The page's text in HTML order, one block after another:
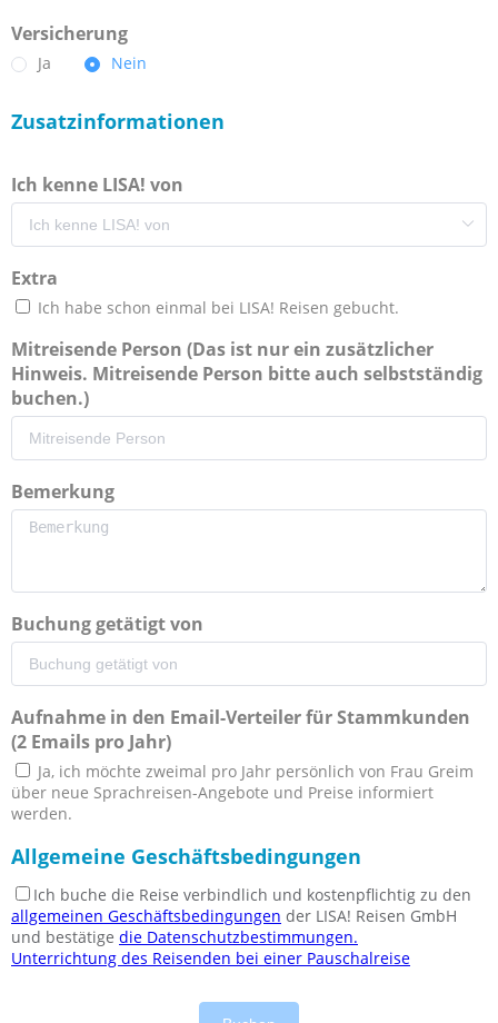
Versicherung
Ja Nein
Zusatzinformationen
Ich kenne LISA! von
Extra
Ich habe schon einmal bei LISA! Reisen gebucht.
Mitreisende Person (Das ist nur ein zusätzlicher
Hinweis. Mitreisende Person bitte auch selbstständig
buchen.)
Bemerkung
Buchung getätigt von
Aufnahme in den Email-Verteiler für Stammkunden
(2 Emails pro Jahr)
Ja, ich möchte zweimal pro Jahr persönlich von Frau Greim
über neue Sprachreisen-Angebote und Preise informiert
werden.
Allgemeine Geschäftsbedingungen
Ich buche die Reise verbindlich und kostenpflichtig zu den
allgemeinen Geschäftsbedingungen der LISA! Reisen GmbH
und bestätige die Datenschutzbestimmungen.
Unterrichtung des Reisenden bei einer Pauschalreise